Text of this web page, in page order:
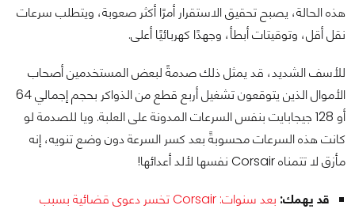
هذه الحالة، يصبح تحقيق الاستقرار أمرًا أكثر صعوبة، ويتطلب سرعات
نقل أقل، وتوقيتات أبطأ، وجهدًا كهربائيًا أعلى.
للأسف الشديد، قد يمثل ذلك صدمةً لبعض المستخدمين أصحاب
الأموال الذين يتوقعون تشغيل أربع قطع من الذواكر بحجم إجمالي 64
أو 128 جيجابايت بنفس السرعات المدونة على العلبة. ويا للصدمة لو
كانت هذه السرعات محسوبةً بعد كسر السرعة دون وضع تنويه، إنه
مأزق لا تتمناه Corsair نفسها لألد أعدائها!
قد يهمك:
بعد سنوات: Corsair تخسر دعوى قضائية بسبب